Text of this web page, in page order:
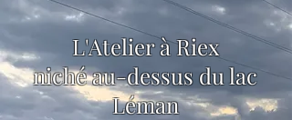
L'Atelier à Riex
niché au-dessus du lac
Léman